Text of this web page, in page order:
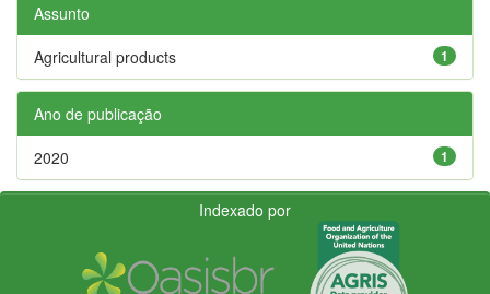
Assunto
1
Agricultural products
Ano de publicação
1
2020
Indexado por